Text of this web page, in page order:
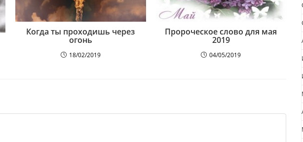
Когда ты проходишь через
огонь
18/02/2019
Пророческое слово для мая
2019
04/05/2019